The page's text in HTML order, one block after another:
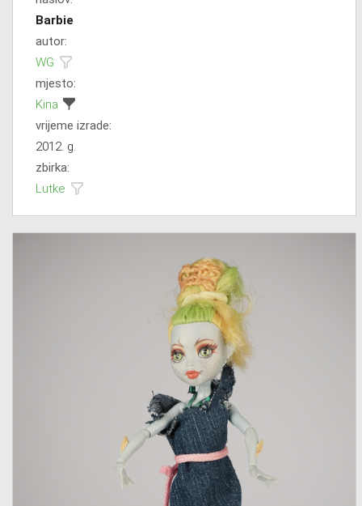
Barbie
autor:
WG
mjesto:
Kina
vrijeme izrade:
2012. g.
zbirka:
Lutke